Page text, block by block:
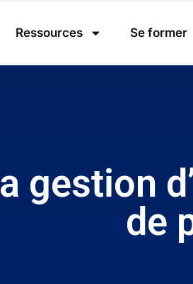
Ressources Se former
gestion
de